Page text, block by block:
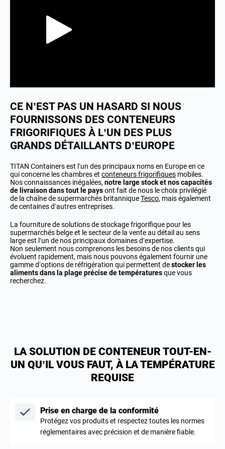
CE N’EST PAS UN HASARD SI NOUS
FOURNISSONS DES CONTENEURS
FRIGORIFIQUES À L’UN DES PLUS
GRANDS DÉTAILLANTS D’EUROPE
TITAN Containers est l’un des principaux noms en Europe en ce
qui concerne les chambres et conteneurs frigorifiques mobiles.
Nos connaissances inégalées, notre large stock et nos capacités
de livraison dans tout le paysont fait de nous le choix privilégié
de la chaîne de supermarchés britanniqueTesco, mais également
de centaines d’autres entreprises.
La fourniture de solutions de stockage frigorifique pour les
supermarchés belge et le secteur de la vente au détail au sens
large est l’un de nos principaux domaines d’expertise.
Non seulement nous comprenons les besoins de nos clients qui
évoluent rapidement, mais nous pouvons également fournir une
gamme d’options de réfrigération qui permettent destocker les
aliments dans la plage précise de températuresque vous
recherchez.
LA SOLUTION DE CONTENEUR TOUT-EN-
UN QU’IL VOUS FAUT, À LA TEMPÉRATURE
REQUISE
Prise en charge de la conformité
Protégez vos produits et respectez toutes les normes
réglementaires avec précision et de manière fiable.